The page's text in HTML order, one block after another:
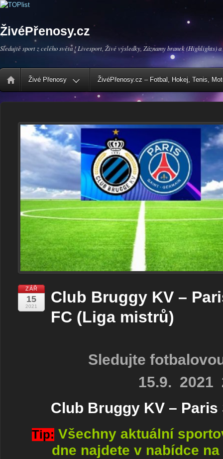
ŽivéPřenosy.cz
Sledujte sport z celého světa ! Livesport, Živé výsledky, Záznamy branek (Highlights) a
Živé Přenosy ŽivéPřenosy.cz – Fotbal, Hokej, Tenis,
ZÁŘ
15
2021
Club Bruggy KV –
FC (Liga mistrů)
Sledujte
15.9. 2021
Club Bruggy KV – Paris
Tip: Všechny aktuální
dne najdete v nabídce